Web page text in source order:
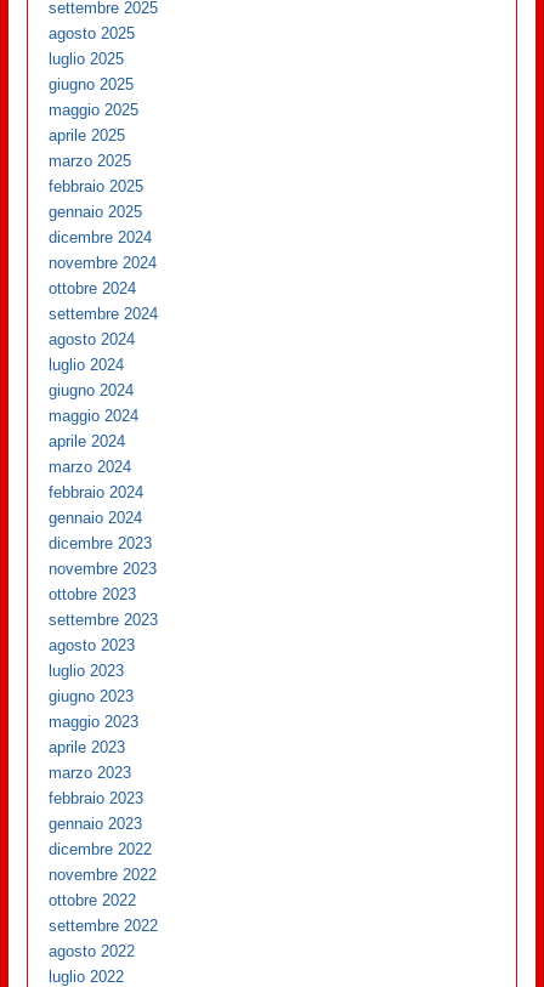
settembre 2025
agosto 2025
luglio 2025
giugno 2025
maggio 2025
aprile 2025
marzo 2025
febbraio 2025
gennaio 2025
dicembre 2024
novembre 2024
ottobre 2024
settembre 2024
agosto 2024
luglio 2024
giugno 2024
maggio 2024
aprile 2024
marzo 2024
febbraio 2024
gennaio 2024
dicembre 2023
novembre 2023
ottobre 2023
settembre 2023
agosto 2023
luglio 2023
giugno 2023
maggio 2023
aprile 2023
marzo 2023
febbraio 2023
gennaio 2023
dicembre 2022
novembre 2022
ottobre 2022
settembre 2022
agosto 2022
luglio 2022